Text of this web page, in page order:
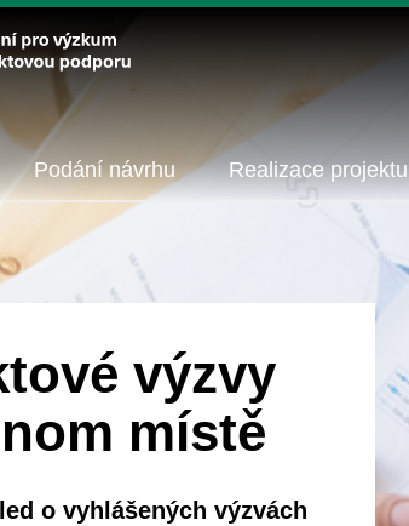
Podání návrhu Realizace projektu
výzvy
místě
o vyhlášených výzvách